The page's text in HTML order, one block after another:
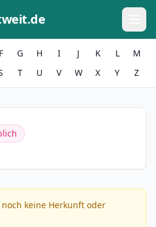
F G H I J K L
M
T U V W X Y Z
keine Herkunft oder